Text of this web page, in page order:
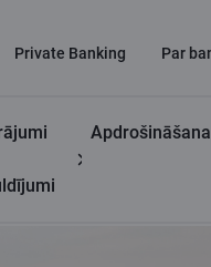
Private Banking Par
Apdrošināšana
iegādei